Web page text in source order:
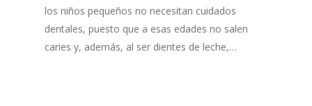
los niños pequeños no necesitan cuidados
dentales, puesto que a esas edades no salen
caries y, además, al ser dientes de leche,…